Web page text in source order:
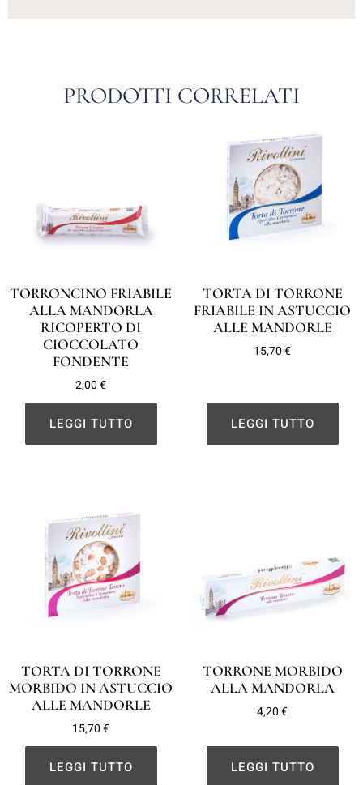
PRODOTTI CORRELATI
TORRONCINO FRIABILE
ALLA MANDORLA
RICOPERTO DI
CIOCCOLATO
FONDENTE
2,00€
LEGGI TUTTO
TORTA DI TORRONE
FRIABILE IN ASTUCCIO
ALLE MANDORLE
15,70€
LEGGI TUTTO
TORTA DI TORRONE
MORBIDO IN ASTUCCIO
ALLE MANDORLE
15,70€
LEGGI TUTTO
TORRONE MORBIDO
ALLA MANDORLA
4,20€
LEGGI TUTTO